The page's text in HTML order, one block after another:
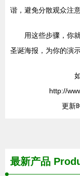
谐，避免分散观众注意
用这些步骤，你
圣诞海报，为你的演
http://
更新
最新产品